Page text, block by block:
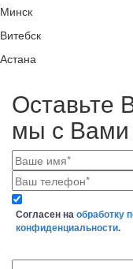
Минск
Витебск
Астана
Оставьте
мы с Вами
Согласен наобработку
конфиденциальности.